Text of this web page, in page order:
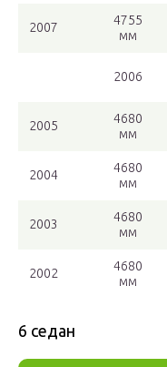
2007
4755
мм
2006
2005
4680
мм
2004
4680
мм
2003
4680
мм
2002
4680
мм
6 седан